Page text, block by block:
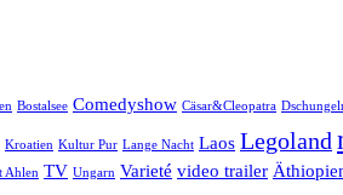
Bostalsee Comedyshow Cäsar&Cleopatra
Kroatien Kultur Pur Lange Nacht Laos Legoland
Ahlen TV Ungarn Varieté video trailer